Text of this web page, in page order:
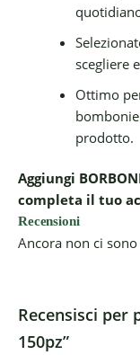
scegliere
Ottimo
prodotto.
Aggiungi
completa il tuo
Recensioni
Ancora non ci
Recensisci per
150pz”